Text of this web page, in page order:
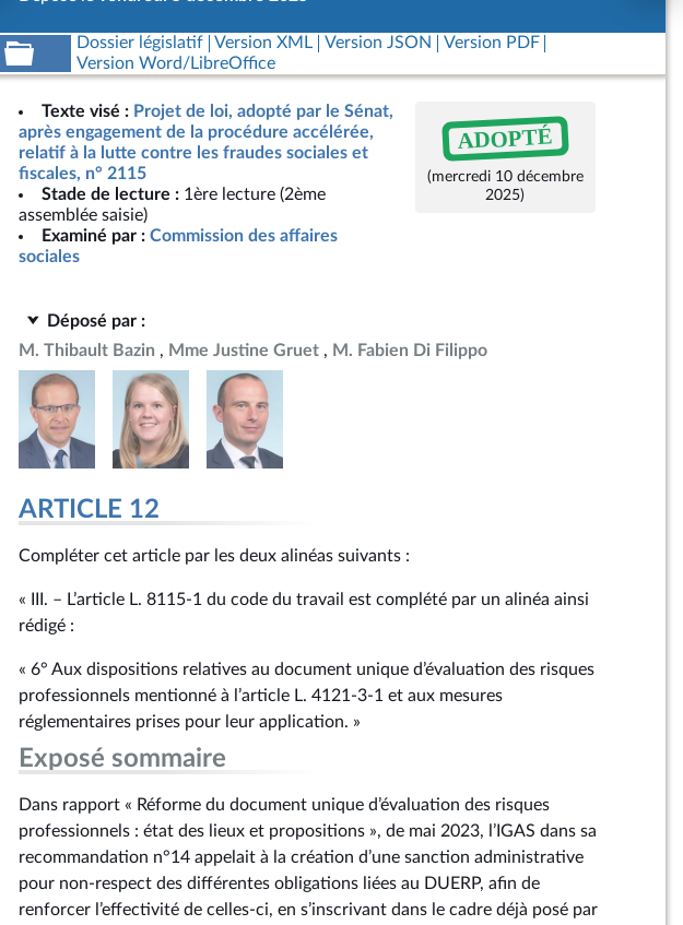
de dépôt
2025
2025
2025
2025
2025
2025
Dossier législatif Version XML Version JSON
Version PDF
Version Word/LibreOffice
Texte visé : Projet de loi, adopté par le Sénat,
après engagement de la procédure accélérée,
relatif à la lutte contre les fraudes sociales et
fiscales, n° 2115
Stade de lecture : 1ère lecture (2ème
assemblée saisie)
Examiné par : Commission des affaires
sociales
ADOPTÉ
(mercredi 10 décembre
2025)
Déposé par :
M. Thibault Bazin
Mme Justine Gruet M. Fabien Di Filippo
ARTICLE 12
Compléter cet article par les deux alinéas suivants :
« III. – L’article L. 8115‑1 du code du travail est complété par un alinéa ainsi
rédigé :
« 6° Aux dispositions relatives au document unique d’évaluation des risques
professionnels mentionné à l’article L. 4121‑3‑1 et aux mesures
réglementaires prises pour leur application. »
Exposé sommaire
Dans rapport « Réforme du document unique d’évaluation des risques
professionnels : état des lieux et propositions », de mai 2023, l’IGAS dans sa
recommandation n°14 appelait à la création d’une sanction administrative
pour non-respect des différentes obligations liées au DUERP, afin de
renforcer l’effectivité de celles-ci, en s’inscrivant dans le cadre déjà posé par